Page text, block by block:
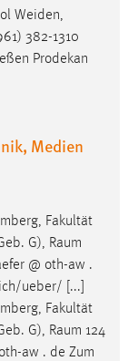
Weiden,
382-1310
Prodekan
Medien
Fakultät
G), Raum
@ oth-aw .
ueber/ [...]
Fakultät
G), Raum 124
aw . de Zum